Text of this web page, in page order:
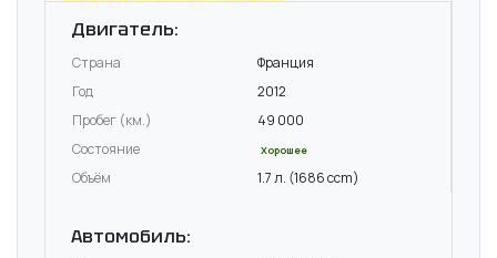
Двигатель:
Страна
Франция
Год
2012
Пробег (км.)
49 000
Состояние
Хорошее
Объём 1.7 л. (1686 ccm)
Автомобиль: